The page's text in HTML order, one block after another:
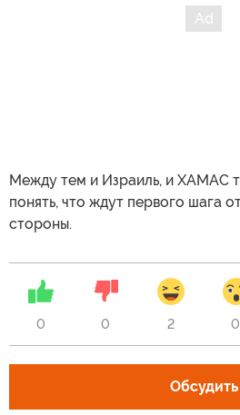
Между тем и Израиль, и ХАМАС
понять, что ждут первого шага
стороны.
0 0 2 0
Обсудить